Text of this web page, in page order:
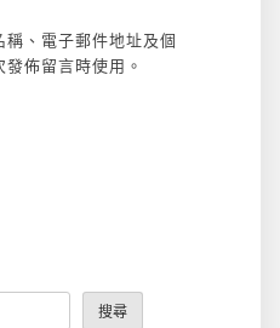
稱、電子郵件地址及個
佈留言時使用。
搜尋